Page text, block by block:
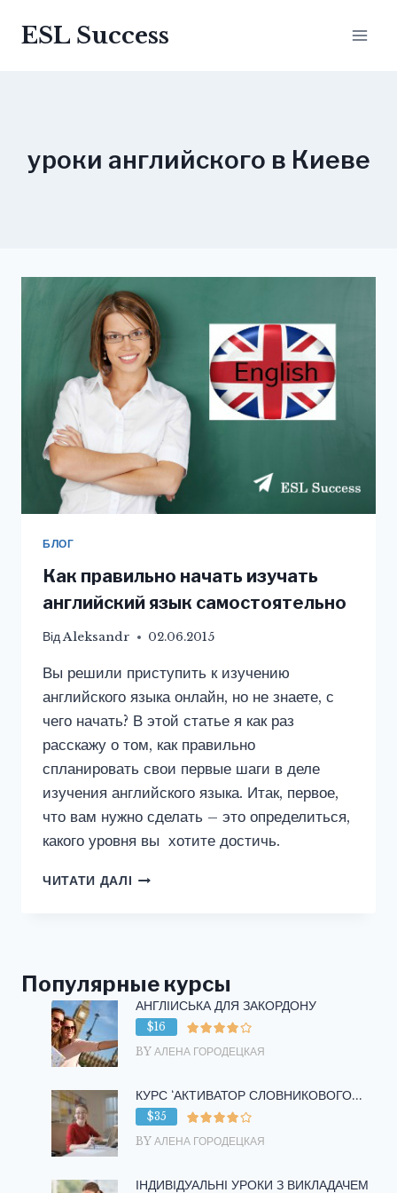
ESL Success
уроки английского в Киеве
БЛОГ
Как правильно начать изучать
английский язык самостоятельно
ВідAleksandr 02.06.2015
Вы решили приступить к изучению
английского языка онлайн, но не знаете, с
чего начать? В этой статье я как раз
расскажу о том, как правильно
спланировать свои первые шаги в деле
изучения английского языка. Итак, первое,
что вам нужно сделать – это определиться,
какого уровня вы хотите достичь.
ЧИТАТИ ДАЛІ КАК
САМОСТОЯТЕЛЬНО
Популярные курсы
АНГЛІЙСЬКА ДЛЯ ЗАКОРДОНУ
$16
BY АЛЕНА ГОРОДЕЦКАЯ
КУРС ‘АКТИВАТОР СЛОВНИКОВОГО...
$35
BY АЛЕНА ГОРОДЕЦКАЯ
ІНДИВІДУАЛЬНІ УРОКИ З ВИКЛАДАЧЕМ